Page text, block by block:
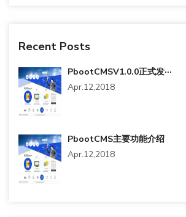
Recent Posts
PbootCMSV1.0.0正式发···
Apr.12,2018
PbootCMS主要功能介绍
Apr.12,2018